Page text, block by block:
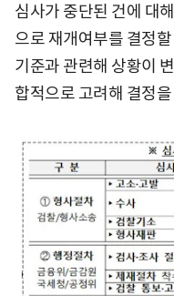
심사가 중단된 건에 대
으로 재개여부를 결정
기준과 관련해 상황이
합적으로 고려해 결정